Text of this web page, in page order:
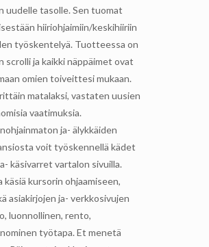
uudelle tasolle. Sen tuomat
hiiriohjaimiin/keskihiiriin
työskentelyä. Tuotteessa on
ja kaikki näppäimet ovat
omien toiveittesi mukaan.
matalaksi, vastaten uusien
vaatimuksia.
ja- älykkäiden
voit työskennellä kädet
käsivarret vartalon sivuilla.
kursorin ohjaamiseen,
asiakirjojen ja- verkkosivujen
luonnollinen, rento,
työtapa. Et menetä